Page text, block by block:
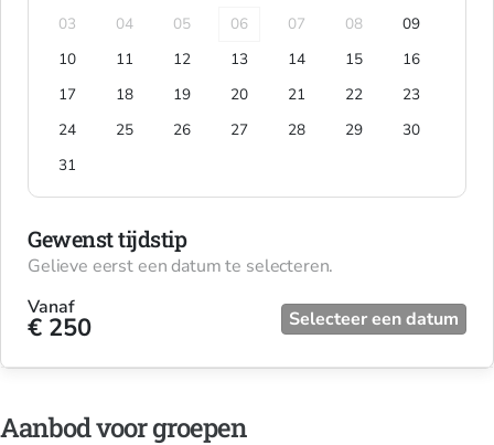
03
04 05 06 07 08
09
10
11 12 13 14 15
16
17
18 19 20 21 22
23
24
25 26 27 28 29
30
31
Gewenst tijdstip
Gelieve eerst een datum te selecteren.
Vanaf
€ 250 Selecteer een datum
Aanbod voor groepen